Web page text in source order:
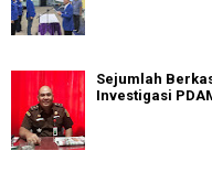
Sejumlah
Investigasi